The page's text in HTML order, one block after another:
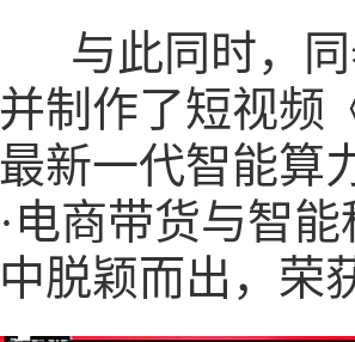
与此同时，同
并制作了短视频
最新一代智能算
·电商带货与智
中脱颖而出，荣